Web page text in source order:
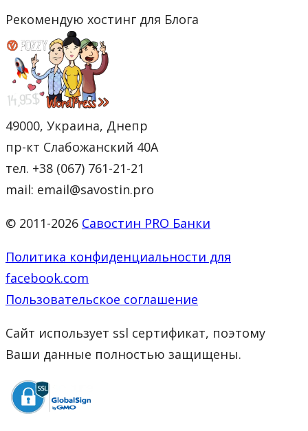
Рекомендую хостинг для Блога
49000, Украина, Днепр
пр-кт Слабожанский 40А
тел. +38 (067) 761-21-21
mail: email@savostin.pro
© 2011-2026 Савостин PRO Банки
Политика конфиденциальности для
facebook.com
Пользовательское соглашение
Сайт использует ssl сертификат, поэтому
Ваши данные полностью защищены.